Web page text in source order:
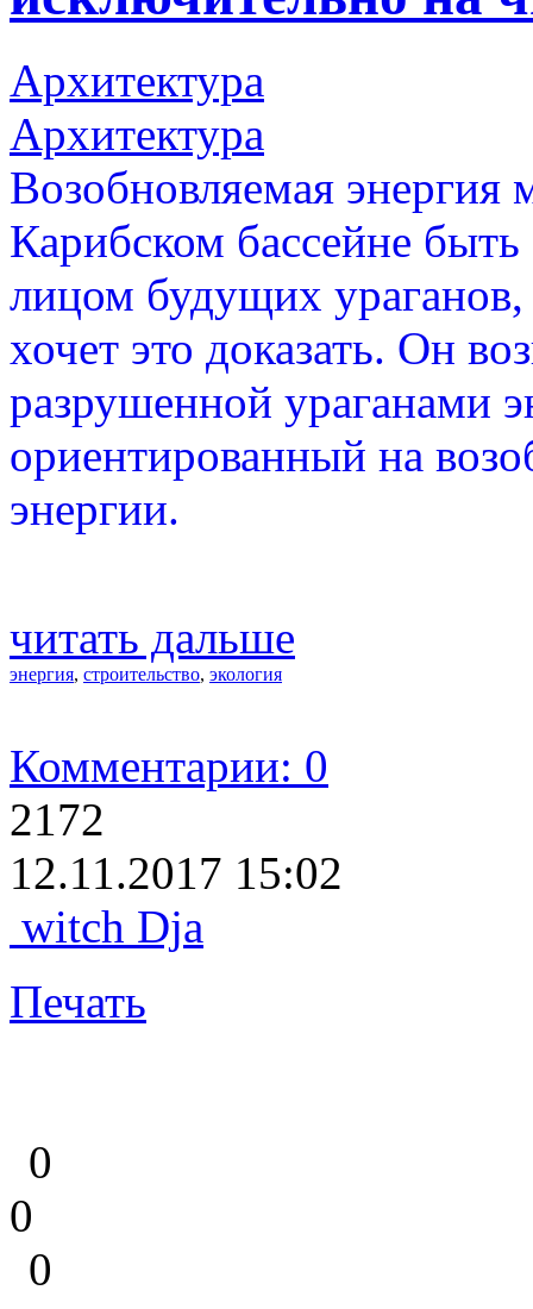
Архитектура
Архитектура
Возобновляемая энергия
Карибском бассейне
лицом будущих
хочет это доказать. Он
разрушенной ураганами
ориентированный на
энергии.
читать дальше
энергия, строительство, экология
Комментарии: 0
2172
12.11.2017 15:02
witch Dja
Печать
0
0
0